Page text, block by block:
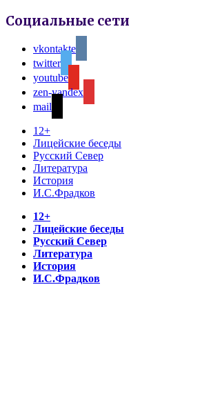
Социальные сети
vkontakte
twitter
youtube
zen-yandex
mail
12+
Лицейские беседы
Русский Север
Литература
История
И.С.Фрадков
12+
Лицейские беседы
Русский Север
Литература
История
И.С.Фрадков